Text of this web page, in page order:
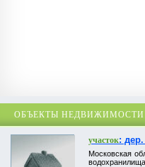
ОБЪЕКТЫ
участок:
Московская